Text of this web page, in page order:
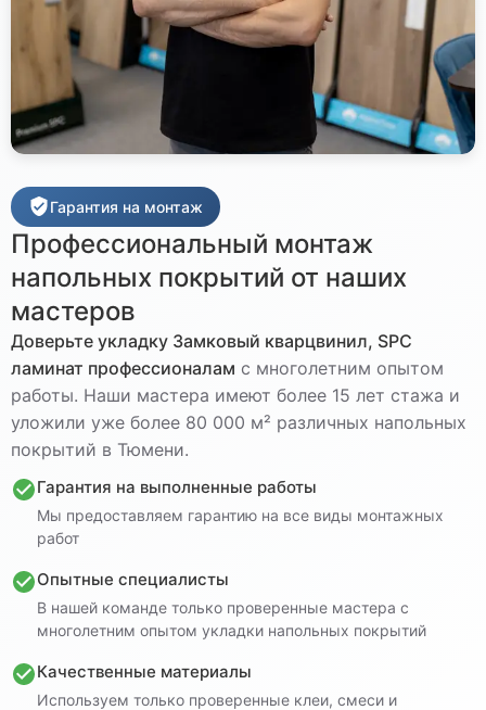
Гарантия на монтаж
Профессиональный монтаж
напольных покрытий от наших
мастеров
Доверьте укладку Замковый кварцвинил, SPC
ламинат профессионалам с многолетним опытом
работы. Наши мастера имеют более 15 лет стажа и
уложили уже более 80 000 м² различных напольных
покрытий в Тюмени.
Гарантия на выполненные работы
Мы предоставляем гарантию на все виды монтажных
работ
Опытные специалисты
В нашей команде только проверенные мастера с
многолетним опытом укладки напольных покрытий
Качественные материалы
Используем только проверенные клеи, смеси и